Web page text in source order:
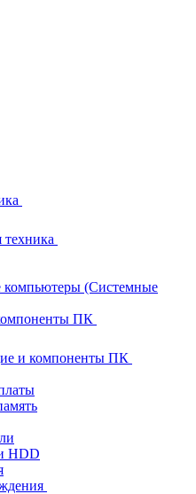
компьютеры (Системные
ПК
и компоненты ПК
HDD